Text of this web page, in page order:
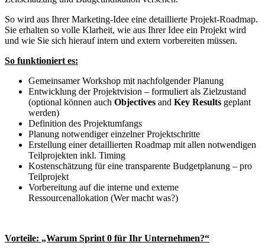
So wird aus Ihrer Marketing-Idee eine detaillierte Projekt-Roadmap.
Sie erhalten so volle Klarheit, wie aus Ihrer Idee ein Projekt wird
und wie Sie sich hierauf intern und extern vorbereiten müssen.
So funktioniert es:
Gemeinsamer Workshop mit nachfolgender Planung
Entwicklung der Projektvision – formuliert als Zielzustand
(optional können auch Objectives and Key Results geplant
werden)
Definition des Projektumfangs
Planung notwendiger einzelner Projektschritte
Erstellung einer detaillierten Roadmap mit allen notwendigen
Teilprojekten inkl. Timing
Kostenschätzung für eine transparente Budgetplanung – pro
Teilprojekt
Vorbereitung auf die interne und externe
Ressourcenallokation (Wer macht was?)
Vorteile: „Warum Sprint 0 für Ihr Unternehmen?“